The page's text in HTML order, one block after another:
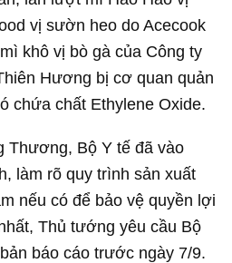
vị sườn heo do Acecook
khô vị bò gà của Công ty
Hương bị cơ quan quản
chứa chất Ethylene Oxide.
Thương, Bộ Y tế đã vào
làm rõ quy trình sản xuất
nếu có để bảo vệ quyền lợi
Thủ tướng yêu cầu Bộ
báo cáo trước ngày 7/9.